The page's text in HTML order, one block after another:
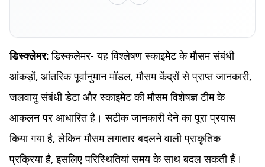
डिस्क्लेमर:डिस्कलेमर- यह विश्लेषण स्काइमेट के मौसम संबंधी
आंकड़ों, आंतरिक पूर्वानुमान मॉडल, मौसम केंद्रों से प्राप्त जानकारी,
जलवायु संबंधी डेटा और स्काइमेट की मौसम विशेषज्ञ टीम के
आकलन पर आधारित है। सटीक जानकारी देने का पूरा प्रयास
किया गया है, लेकिन मौसम लगातार बदलने वाली प्राकृतिक
प्रक्रिया है, इसलिए परिस्थितियां समय के साथ बदल सकती हैं।